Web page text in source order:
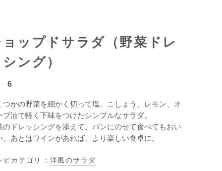
ョップドサラダ（野菜ドレ
ング）
6
つかの野菜を細かく切って塩、こしょう、レモン、オ
ブ油で軽く下味をつけたシンプルなサラダ。
のドレッシングを添えて、パンにのせて食べてもおい
。あとはワインがあれば、より楽しい食卓に。
ピカテゴリ
洋風のサラダ